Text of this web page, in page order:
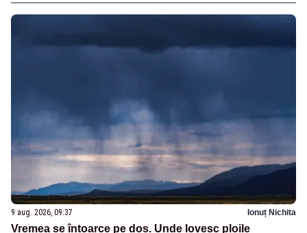
9 aug. 2026, 09:37 Ionuț Nichita
Vremea se întoarce pe dos. Unde lovesc ploile